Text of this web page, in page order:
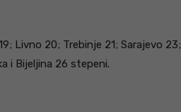
Livno 20; Trebinje 21; Sarajevo 23;
i Bijeljina 26 stepeni.